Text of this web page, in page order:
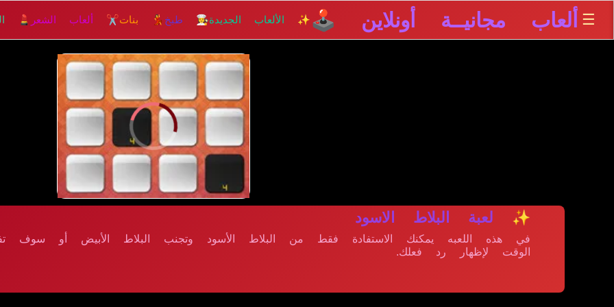
☰ ألعاب مجانيــة أونلاين 🕹️ ✨ الألعاب الجديدة👩‍🍳 طبخ 💃 بنات✂️ ألعاب الشعر 💄
✨ لعبة البلاط الاسود
في هذه اللعبه يمكنك الاستفادة فقط من البلاط الأسود وتجنب البلاط الأبيض أو سوف
الوقت لإظهار رد فعلك.